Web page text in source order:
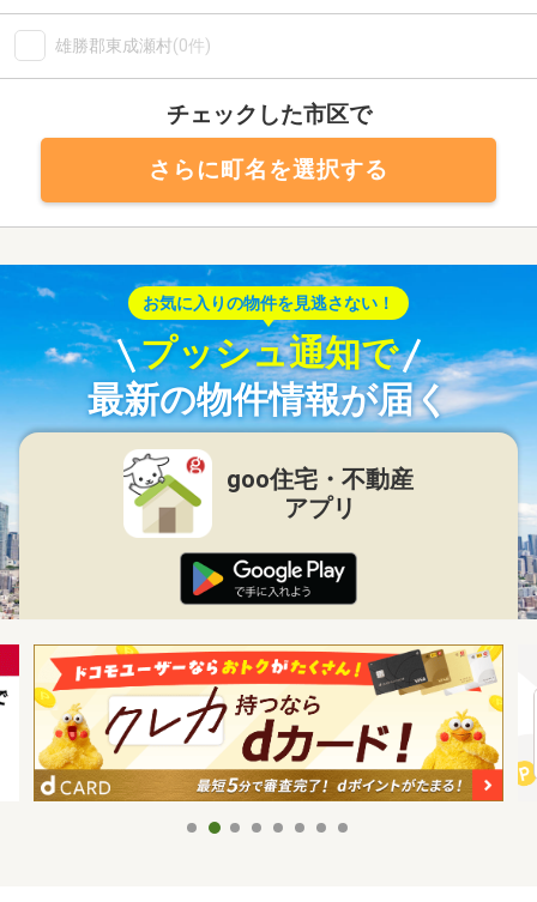
雄勝郡東成瀬村(0件)
チェックした市区で
さらに町名を選択する
お気に入りの物件を見逃さない！
プッシュ通知で
最新の物件情報が届く
goo住宅・不動産
アプリ